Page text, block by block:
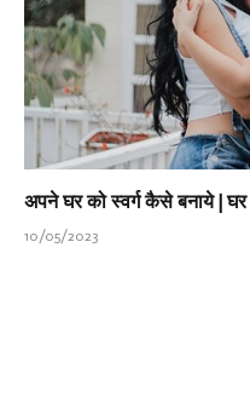
अपने घर को स्वर्ग कैसे बनाये | घर
10/05/2023